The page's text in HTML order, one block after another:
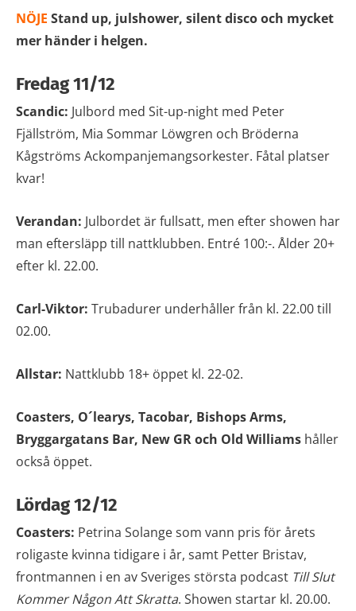
NÖJE Stand up, julshower, silent disco och mycket
mer händer i helgen.
Fredag 11/12
Scandic: Julbord med Sit-up-night med Peter
Fjällström, Mia Sommar Löwgren och Bröderna
Kågströms Ackompanjemangsorkester. Fåtal platser
kvar!
Verandan: Julbordet är fullsatt, men efter showen har
man eftersläpp till nattklubben. Entré 100:-. Ålder 20+
efter kl. 22.00.
Carl-Viktor: Trubadurer underhåller från kl. 22.00 till
02.00.
Allstar: Nattklubb 18+ öppet kl. 22-02.
Coasters, O´learys, Tacobar, Bishops Arms,
Bryggargatans Bar, New GR och Old Williams håller
också öppet.
Lördag 12/12
Coasters: Petrina Solange som vann pris för årets
roligaste kvinna tidigare i år, samt Petter Bristav,
frontmannen i en av Sveriges största podcast Till Slut
Kommer Någon Att Skratta. Showen startar kl. 20.00.